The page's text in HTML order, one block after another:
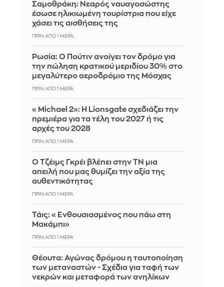
Σαμοθράκη: Νεαρός ναυαγοσώστης
έσωσε ηλικιωμένη τουρίστρια που είχε
χάσει τις αισθήσεις της
ΠΡΙΝ ΑΠΌ 1 ΜΈΡΑ
Ρωσία: Ο Πούτιν ανοίγει τον δρόμο για
την πώληση κρατικού μεριδίου 30% στο
μεγαλύτερο αεροδρόμιο της Μόσχας
ΠΡΙΝ ΑΠΌ 1 ΜΈΡΑ
«Michael 2»: Η Lionsgate σχεδιάζει την
πρεμιέρα για τα τέλη του 2027 ή τις
αρχές του 2028
ΠΡΙΝ ΑΠΌ 1 ΜΈΡΑ
Ο Τζέιμς Γκρέι βλέπει στην ΤΝ μια
απειλή που μας θυμίζει την αξία της
αυθεντικότητας
ΠΡΙΝ ΑΠΌ 1 ΜΈΡΑ
Τάις: «Ενθουσιασμένος που πάω στη
Μακάμπι»
ΠΡΙΝ ΑΠΌ 1 ΜΈΡΑ
Θέουτα: Αγώνας δρόμου η ταυτοποίηση
των μεταναστών - Σχέδια για ταφή των
νεκρών και μεταφορά των ανηλίκων